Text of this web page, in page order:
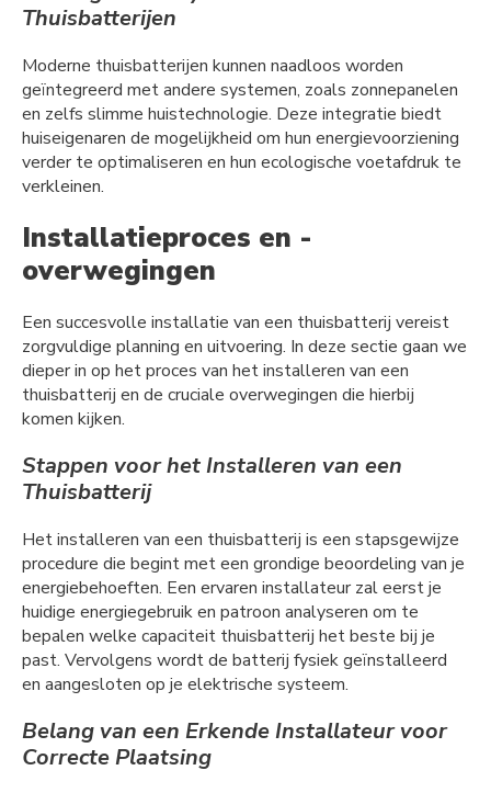
Thuisbatterijen
Moderne thuisbatterijen kunnen naadloos worden
geïntegreerd met andere systemen, zoals zonnepanelen
en zelfs slimme huistechnologie. Deze integratie biedt
huiseigenaren de mogelijkheid om hun energievoorziening
verder te optimaliseren en hun ecologische voetafdruk te
verkleinen.
Installatieproces en -
overwegingen
Een succesvolle installatie van een thuisbatterij vereist
zorgvuldige planning en uitvoering. In deze sectie gaan we
dieper in op het proces van het installeren van een
thuisbatterij en de cruciale overwegingen die hierbij
komen kijken.
Stappen voor het Installeren van een
Thuisbatterij
Het installeren van een thuisbatterij is een stapsgewijze
procedure die begint met een grondige beoordeling van je
energiebehoeften. Een ervaren installateur zal eerst je
huidige energiegebruik en patroon analyseren om te
bepalen welke capaciteit thuisbatterij het beste bij je
past. Vervolgens wordt de batterij fysiek geïnstalleerd
en aangesloten op je elektrische systeem.
Belang van een Erkende Installateur voor
Correcte Plaatsing